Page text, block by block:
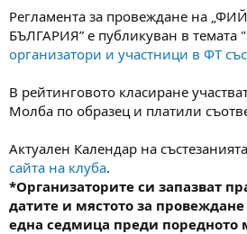
м
а
т
т
а
Регламента за провеждане на
БЪЛГАРИЯ” е публикуван в темата "
организатори и участници в ФТ
В рейтинговото класиране
Молба по образец и платили
Актуален Календар на
сайта на клуба.
*Организаторите си запазват
датите и мястото за
една седмица преди поредното